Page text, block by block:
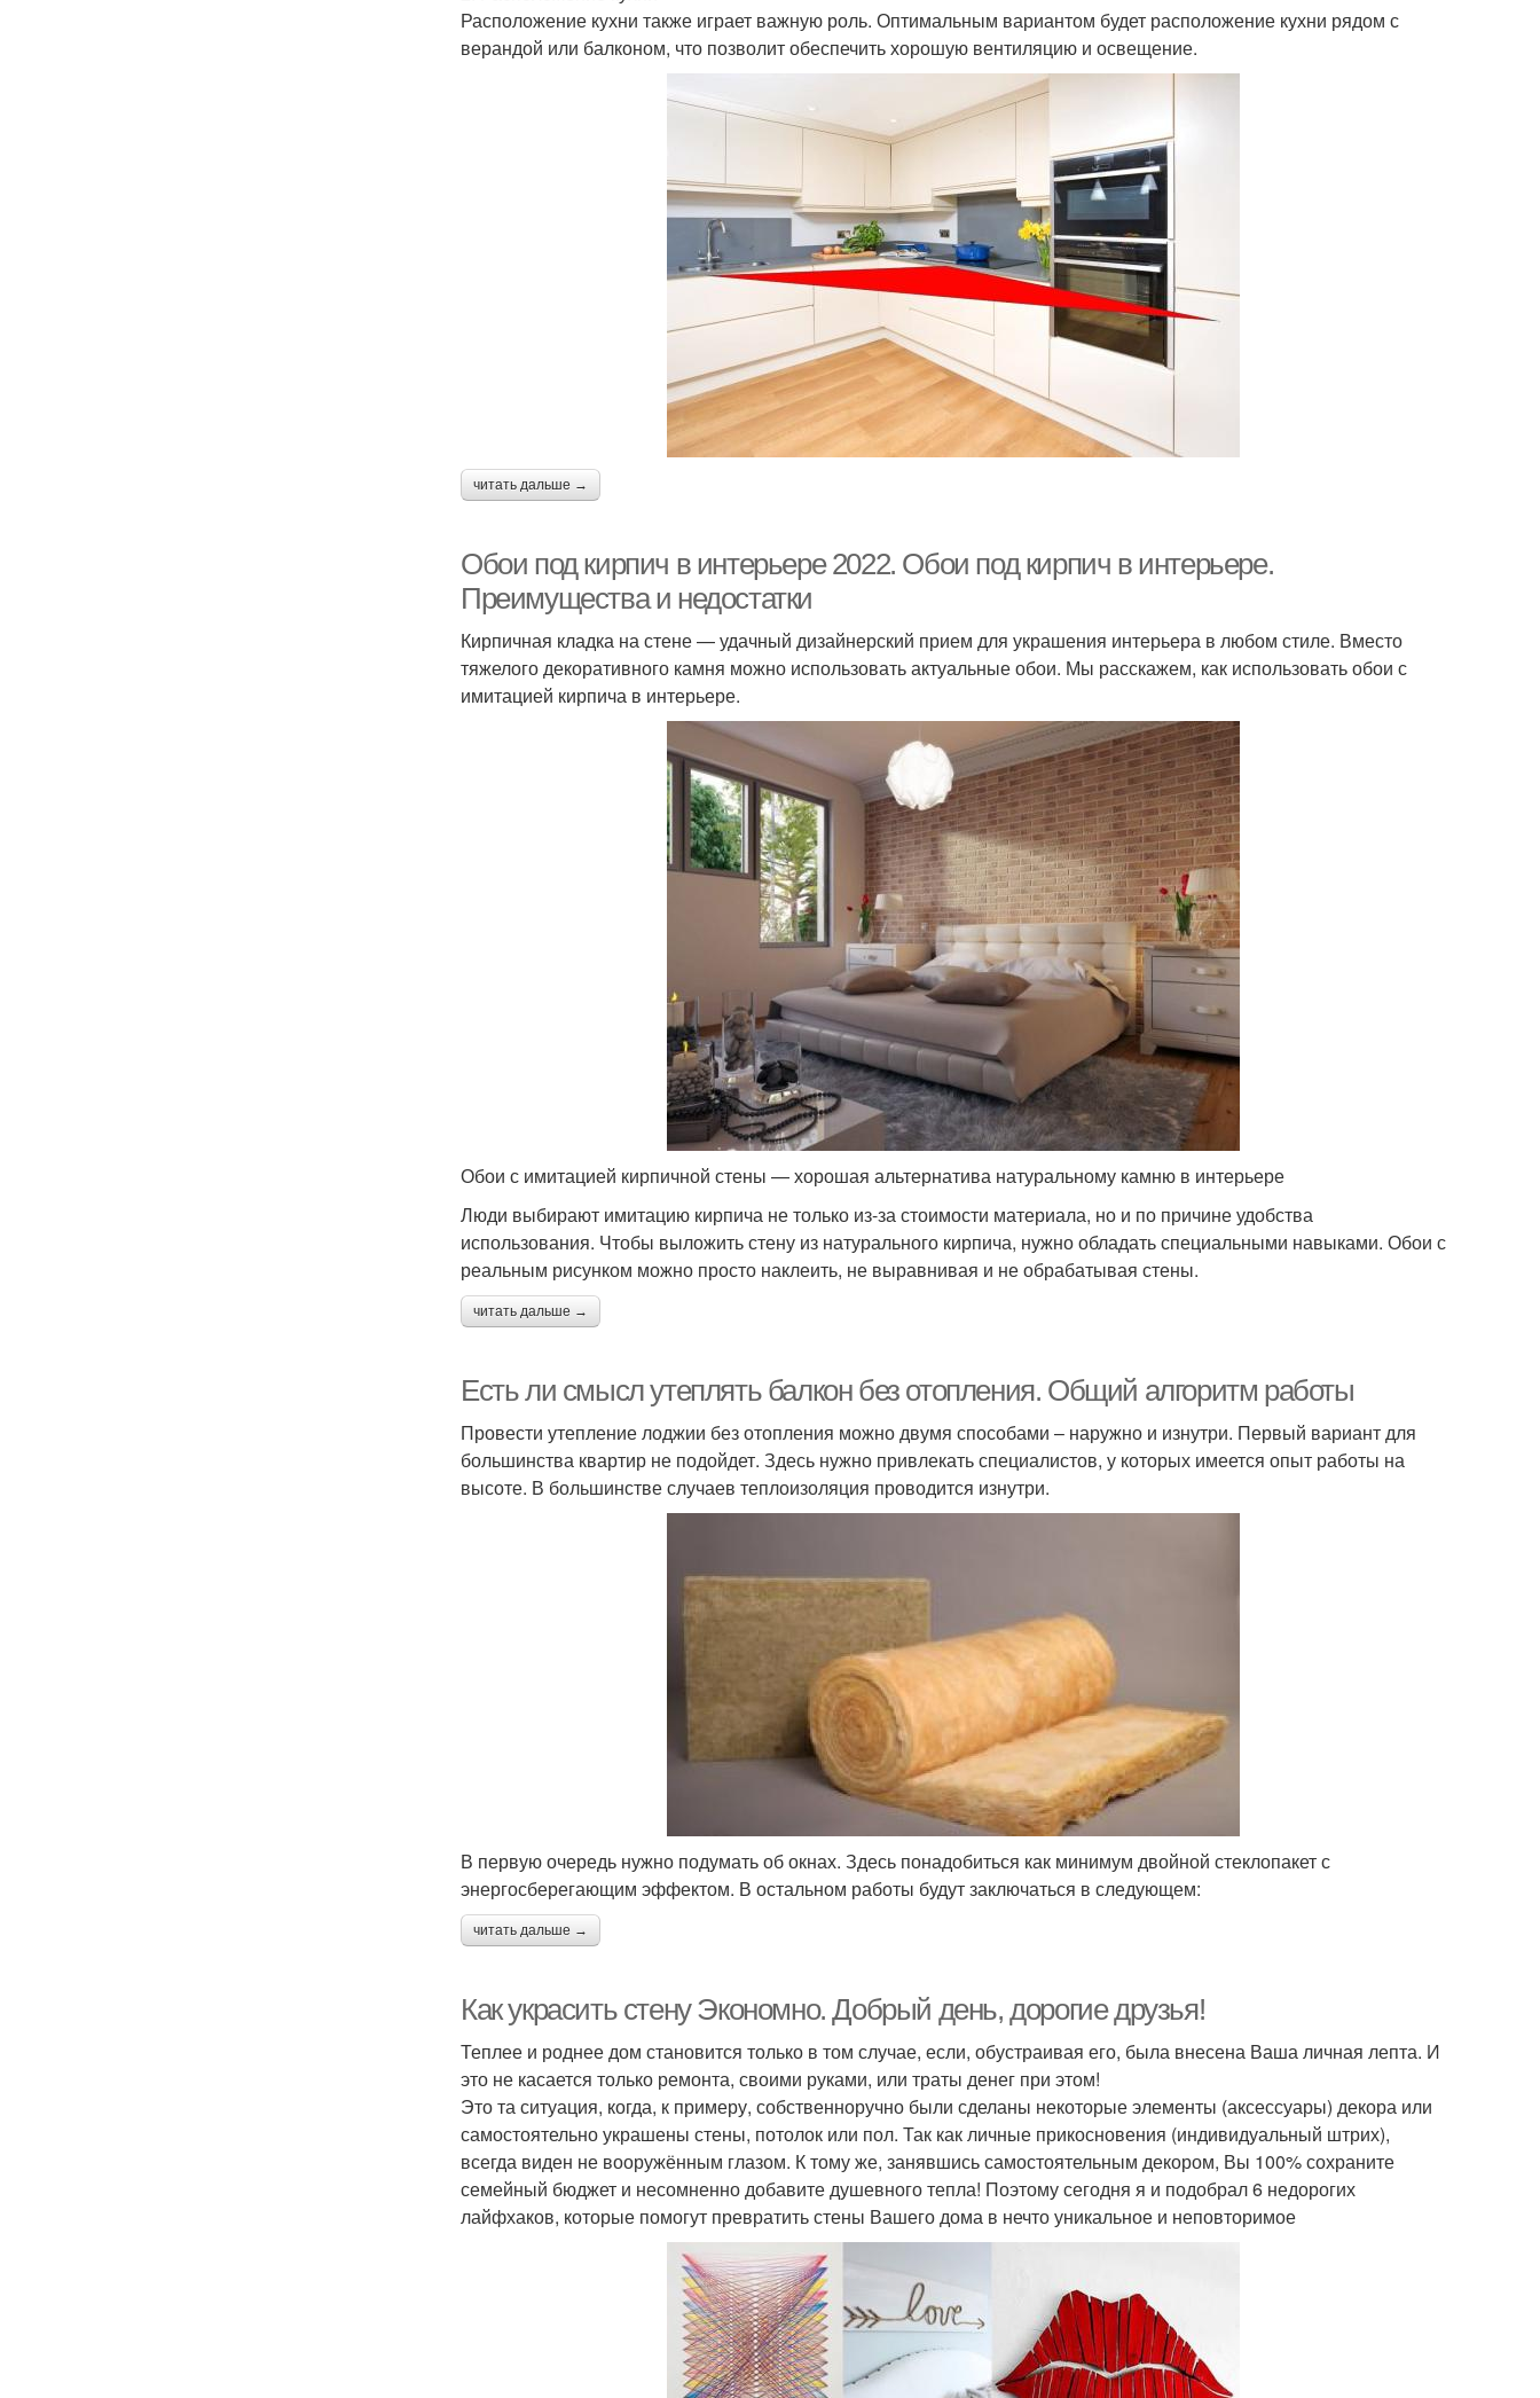
Расположение кухни также играет важную роль. Оптимальным вариантом будет расположение кухни рядом с
верандой или балконом, что позволит обеспечить хорошую вентиляцию и освещение.
читать дальше →
Обои под кирпич в интерьере 2022. Обои под кирпич в интерьере.
Преимущества и недостатки
Кирпичная кладка на стене — удачный дизайнерский прием для украшения интерьера в любом стиле. Вместо
тяжелого декоративного камня можно использовать актуальные обои. Мы расскажем, как использовать обои с
имитацией кирпича в интерьере.
Обои с имитацией кирпичной стены — хорошая альтернатива натуральному камню в интерьере
Люди выбирают имитацию кирпича не только из-за стоимости материала, но и по причине удобства
использования. Чтобы выложить стену из натурального кирпича, нужно обладать специальными навыками. Обои с
реальным рисунком можно просто наклеить, не выравнивая и не обрабатывая стены.
читать дальше →
Есть ли смысл утеплять балкон без отопления. Общий алгоритм работы
Провести утепление лоджии без отопления можно двумя способами – наружно и изнутри. Первый вариант для
большинства квартир не подойдет. Здесь нужно привлекать специалистов, у которых имеется опыт работы на
высоте. В большинстве случаев теплоизоляция проводится изнутри.
В первую очередь нужно подумать об окнах. Здесь понадобиться как минимум двойной стеклопакет с
энергосберегающим эффектом. В остальном работы будут заключаться в следующем:
читать дальше →
Как украсить стену Экономно. Добрый день, дорогие друзья!
Теплее и роднее дом становится только в том случае, если, обустраивая его, была внесена Ваша личная лепта. И
это не касается только ремонта, своими руками, или траты денег при этом!
Это та ситуация, когда, к примеру, собственноручно были сделаны некоторые элементы (аксессуары) декора или
самостоятельно украшены стены, потолок или пол. Так как личные прикосновения (индивидуальный штрих),
всегда виден не вооружённым глазом. К тому же, занявшись самостоятельным декором, Вы 100% сохраните
семейный бюджет и несомненно добавите душевного тепла! Поэтому сегодня я и подобрал 6 недорогих
лайфхаков, которые помогут превратить стены Вашего дома в нечто уникальное и неповторимое